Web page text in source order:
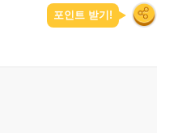
포인트 받기!